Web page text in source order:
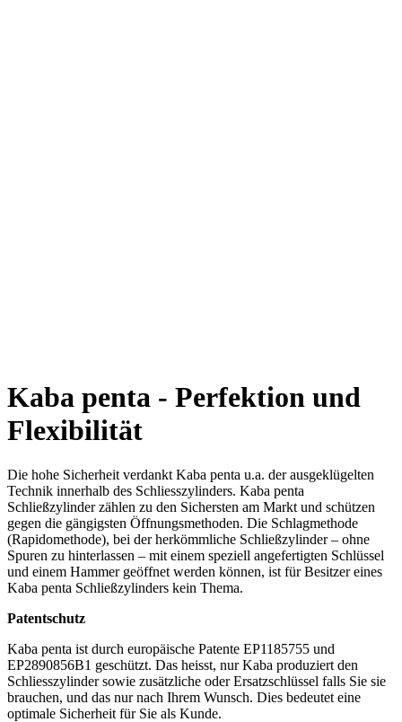
Kaba penta - Perfektion und
Flexibilität
Die hohe Sicherheit verdankt Kaba penta u.a. der ausgeklügelten
Technik innerhalb des Schliesszylinders. Kaba penta
Schließzylinder zählen zu den Sichersten am Markt und schützen
gegen die gängigsten Öffnungsmethoden. Die Schlagmethode
(Rapidomethode), bei der herkömmliche Schließzylinder – ohne
Spuren zu hinterlassen – mit einem speziell angefertigten Schlüssel
und einem Hammer geöffnet werden können, ist für Besitzer eines
Kaba penta Schließzylinders kein Thema.
Patentschutz
Kaba penta ist durch europäische Patente EP1185755 und
EP2890856B1 geschützt. Das heisst, nur Kaba produziert den
Schliesszylinder sowie zusätzliche oder Ersatzschlüssel falls Sie sie
brauchen, und das nur nach Ihrem Wunsch. Dies bedeutet eine
optimale Sicherheit für Sie als Kunde.